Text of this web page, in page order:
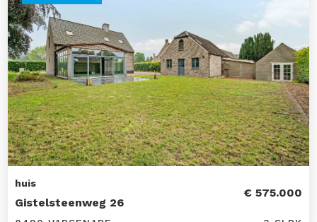
huis
Gistelsteenweg 26
€ 575.000